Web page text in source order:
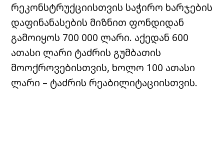
რეკონსტრუქციისთვის საჭირო ხარჯების
დაფინანასების მიზნით ფონდიდან
გამოიყოს 700 000 ლარი. აქედან 600
ათასი ლარი ტაძრის გუმბათის
მოოქროვებისთვის, ხოლო 100 ათასი
ლარი – ტაძრის რეაბილიტაციისთვის.